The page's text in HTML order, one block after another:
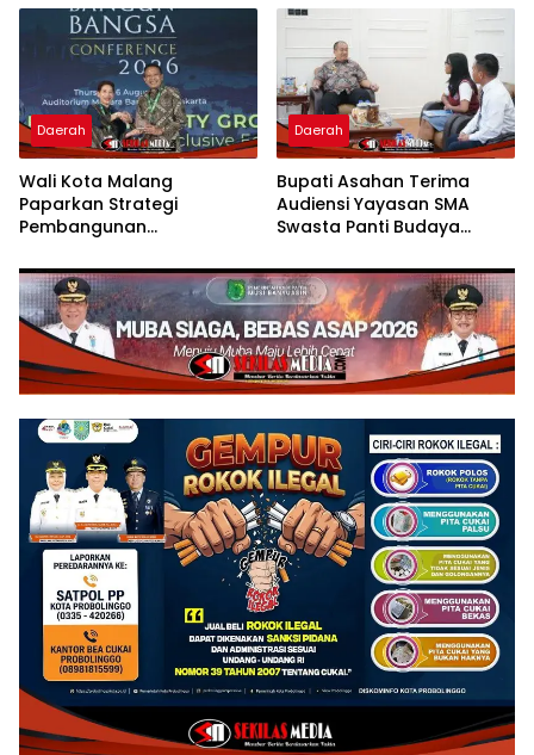
Panjang
Daerah
Wali Kota Malang
Paparkan Strategi
Pembangunan
Nasional CNN Indonesia
Daerah
Bupati Asahan Terima
Audiensi Yayasan SMA
Swasta Panti Budaya
Grace Natalie Sagala